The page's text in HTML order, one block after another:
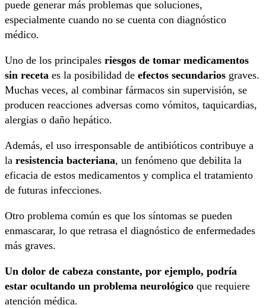
puede generar más problemas que soluciones,
especialmente cuando no se cuenta con diagnóstico
médico.
Uno de los principales riesgos de tomar medicamentos
sin receta es la posibilidad de efectos secundarios graves.
Muchas veces, al combinar fármacos sin supervisión, se
producen reacciones adversas como vómitos, taquicardias,
alergias o daño hepático.
Además, el uso irresponsable de antibióticos contribuye a
la resistencia bacteriana, un fenómeno que debilita la
eficacia de estos medicamentos y complica el tratamiento
de futuras infecciones.
Otro problema común es que los síntomas se pueden
enmascarar, lo que retrasa el diagnóstico de enfermedades
más graves.
Un dolor de cabeza constante, por ejemplo, podría
estar ocultando un problema neurológico que requiere
atención médica.